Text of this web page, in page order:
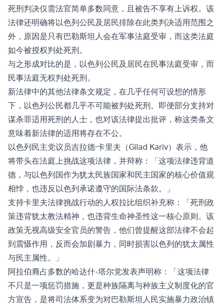
死刑判决仅需法官简单多数同意，且被告不享有上诉权。该
法律还明确将以色列公民及居民排除在此类判决适用范围之
外，原因是只有巴勒斯坦人会在军事法庭受审，而这类法庭
如今被授权判处死刑。
与之形成对比的是，以色列公民及居民在民事法庭受审，而
民事法庭无权判处死刑。
新法律中的其他法律条文规定，在几乎任何可设想的情形
下，以色列公民都几乎不可能被判处死刑。即便部分支持对
谋杀罪适用死刑的人士，也对该法律提出批评，称这类条文
意味着新法律的适用将存在不公。
以色列民主党议员吉拉德·卡里夫（Gilad Kariv）表示，他
将带头在法庭上挑战这项法律，并辩称：「这项法律违背道
德，与以色列国作为犹太民族国家和民主国家的核心价值观
相悖，也违反以色列承诺遵守的国际法条款。」
支持卡里夫法律挑战行动的人权拉比组织补充称：「死刑政
策违背犹太教法精神，也违背生命神圣性这一核心原则。该
政策无视高级安全官员的警告，他们曾提醒这部法律不会起
到震慑作用，反而会加剧暴力，同时损害以色列的犹太属性
与民主属性。」
阿拉伯裔占多数的哈达什-塔尔党发表声明称：「这项法律
不只是一项惩罚措施，更是种族隔离与种族主义制度化的官
方宣告，是将司法体系变为对巴勒斯坦人民实施暴力政治镇